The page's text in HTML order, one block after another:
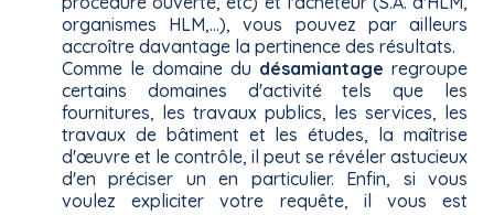
organismes HLM,...), vous pouvez par ailleurs
accroître davantage la pertinence des résultats.
Comme le domaine du désamiantage regroupe
certains domaines d'activité tels que les
fournitures, les travaux publics, les services, les
travaux de bâtiment et les études, la maîtrise
d'œuvre et le contrôle, il peut se révéler astucieux
d'en préciser un en particulier. Enfin, si vous
voulez expliciter votre requête, il vous est